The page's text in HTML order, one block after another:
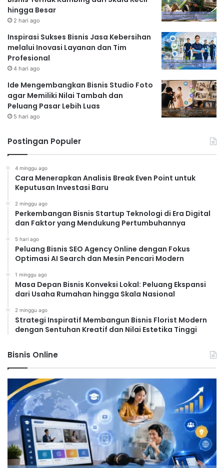
hingga Besar
2 hari ago
Inspirasi Sukses Bisnis Jasa Kebersihan
melalui Inovasi Layanan dan Tim
Profesional
4 hari ago
Ide Mengembangkan Bisnis Studio Foto
agar Memiliki Nilai Tambah dan
Peluang Pasar Lebih Luas
5 hari ago
Postingan Populer
4 minggu ago
Cara Menerapkan Analisis Break Even Point untuk
Keputusan Investasi Baru
2 minggu ago
Perkembangan Bisnis Startup Teknologi di Era Digital
dan Faktor yang Mendukung Pertumbuhannya
5 hari ago
Peluang Bisnis SEO Agency Online dengan Fokus
Optimasi AI Search dan Mesin Pencari Modern
1 minggu ago
Masa Depan Bisnis Konveksi Lokal: Peluang Ekspansi
dari Usaha Rumahan hingga Skala Nasional
2 minggu ago
Strategi Inspiratif Membangun Bisnis Florist Modern
dengan Sentuhan Kreatif dan Nilai Estetika Tinggi
Bisnis Online